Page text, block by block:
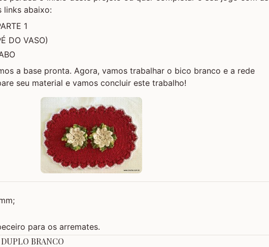
links abaixo:
1
DO VASO)
a base pronta. Agora, vamos trabalhar o bico branco e a rede
seu material e vamos concluir este trabalho!
para os arremates.
BRANCO